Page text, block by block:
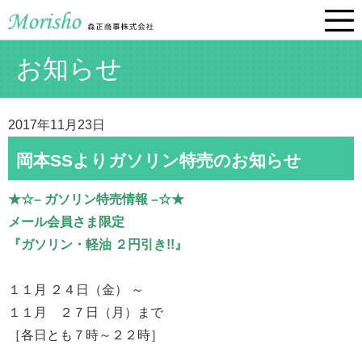
お知らせ
2017年11月23日
岡本SSよりガソリン特売のお知らせ
★☆– ガソリン特売情報 –☆★
メール会員さま限定
『ガソリン・軽油 ２円引き!!』
１１月 ２４日（金） ～
１１月 ２７日（月）まで
［各日とも７時～２２時］